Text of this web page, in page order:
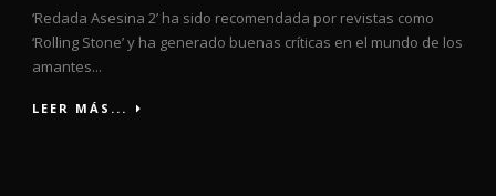
‘Redada Asesina 2’ ha sido recomendada por revistas como
‘Rolling Stone’ y ha generado buenas críticas en el mundo de los
amantes...
LEER MÁS...